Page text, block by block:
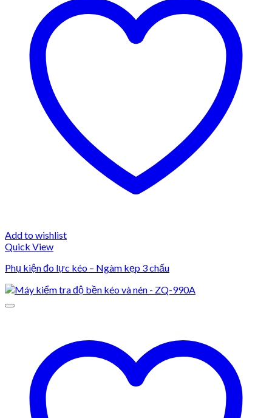
Add to wishlist
Quick View
Phụ kiện đo lực kéo – Ngàm kẹp 3 chấu